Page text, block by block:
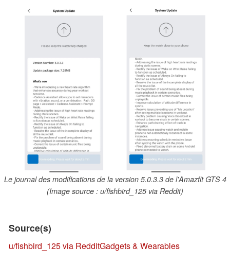
Le journal des modifications de la version 5.0.3.3 de l'Amazfit GTS 4
(Image source : u/fishbird_125 via Reddit)
Source(s)
u/fishbird_125 via RedditGadgets & Wearables